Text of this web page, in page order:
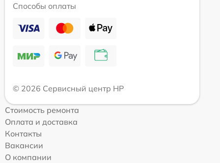
Способы оплаты
© 2026 Сервисный центр HP
Стоимость ремонта
Оплата и доставка
Контакты
Вакансии
О компании